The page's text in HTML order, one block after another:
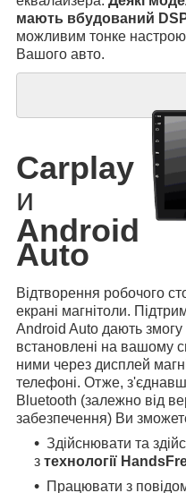
мають вбудований
можливим тонке
Вашого авто.
Carplay
и
Android
Auto
Відтворення робочого
екрані магнітоли.
Android Auto дають змогу
встановлені на вашому
ними через дисплей
телефоні. Отже,
Bluetooth (залежно від
забезпечення) Ви
Здійснювати та
з технології
Працювати з